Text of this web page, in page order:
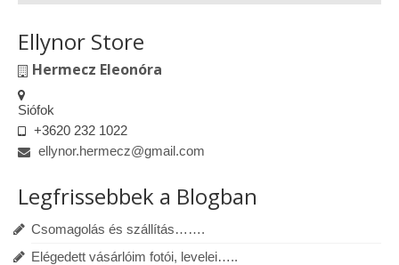
Ellynor Store
Hermecz Eleonóra
Siófok
+3620 232 1022
ellynor.hermecz@gmail.com
Legfrissebbek a Blogban
Csomagolás és szállítás…….
Elégedett vásárlóim fotói, levelei…..